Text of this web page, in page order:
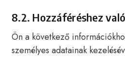
8.2. Hozzáféréshez
Ön a következő
személyes adatainak